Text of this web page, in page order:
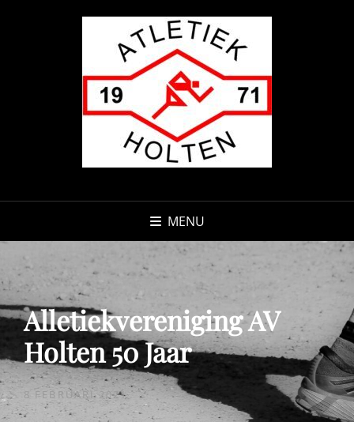
MENU
Alletiekvereniging AV
Holten 50 Jaar
GEPUBLICEERD
OP
8 FEBRUARI 2021